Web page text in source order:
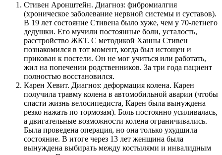
Стивен Аронштейн. Диагноз: фибромиалгия
(хроническое заболевание нервной системы и суставов).
В 19 лет состояние Стивена было хуже, чем у 70-летнего
дедушки. Его мучили постоянные боли, усталость,
расстройство ЖКТ. С методикой Ханны Стивен
познакомился в тот момент, когда был истощен и
прикован к постели. Он не мог учиться или работать,
жил на попечении родственников. За три года пациент
полностью восстановился.
Карен Хевит. Диагноз: деформация колена. Карен
получила травму колена в автомобильной аварии (чтобы
спасти жизнь велосипедиста, Карен была вынуждена
резко нажать по тормозам). Боль постоянно усиливалась,
а двигательные возможности колена ограничивались.
Была проведена операция, но она только ухудшила
состояние. В итоге через 13 лет женщина была
вынуждена выбирать между костылями и инвалидным